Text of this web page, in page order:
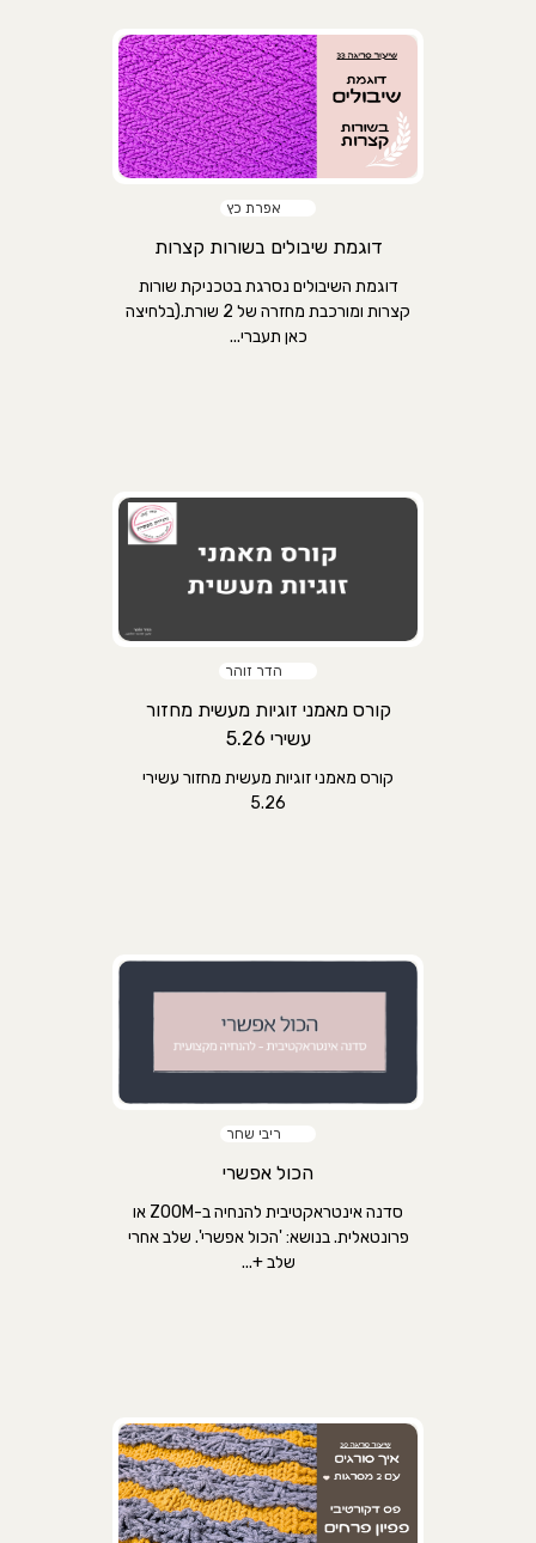
אפרת כץ
דוגמת שיבולים בשורות קצרות
דוגמת השיבולים נסרגת בטכניקת שורות
קצרות ומורכבת מחזרה של 2 שורת.(בלחיצה
כאן תעברי...
הדר זוהר
קורס מאמני זוגיות מעשית מחזור
עשירי 5.26
קורס מאמני זוגיות מעשית מחזור עשירי
5.26
ריבי שחר
הכול אפשרי
סדנה אינטראקטיבית להנחיה ב-ZOOM או
פרונטאלית. בנושא: 'הכול אפשרי'. שלב אחרי
שלב +...